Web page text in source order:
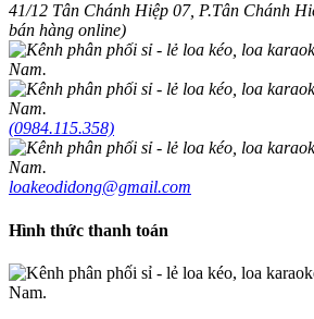
41/12 Tân Chánh Hiệp 07, P.Tân Chánh
bán hàng online)
(0984.115.358)
loakeodidong@gmail.com
Hình thức thanh toán